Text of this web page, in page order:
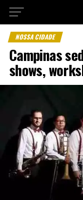
NOSSA CIDADE
Campinas
shows,